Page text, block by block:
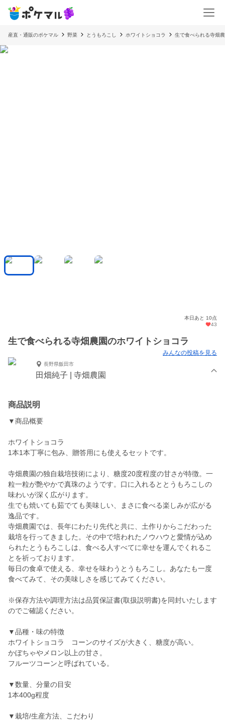
産直・通販のポケマル 野菜 とうもろこし ホワイトショコラ 生で食べられる寺畑
本日あと 10点
43
生で食べられる寺畑農園のホワイトショコラ
みんなの投稿を見る
長野県飯田市
田畑純子 | 寺畑農園
商品説明
▼商品概要
ホワイトショコラ
1本1本丁寧に包み、贈答用にも使えるセットです。
寺畑農園の独自栽培技術により、糖度20度程度の甘さが特徴。一
粒一粒が艶やかで真珠のようです。口に入れるととうもろこしの
味わいが深く広がります。
生でも焼いても茹でても美味しい、まさに食べる楽しみが広がる
逸品です。
寺畑農園では、長年にわたり先代と共に、土作りからこだわった
栽培を行ってきました。その中で培われたノウハウと愛情が込め
られたとうもろこしは、食べる人すべてに幸せを運んでくれるこ
とを祈っております。
毎日の食卓で使える、幸せを味わうとうもろこし。あなたも一度
食べてみて、その美味しさを感じてみてください。
※保存方法や調理方法は品質保証書(取扱説明書)を同封いたします
のでご確認ください。
▼品種・味の特徴
ホワイトショコラ コーンのサイズが大きく、糖度が高い。
かぼちゃやメロン以上の甘さ。
フルーツコーンと呼ばれている。
▼数量、分量の目安
1本400g程度
▼栽培/生産方法、こだわり